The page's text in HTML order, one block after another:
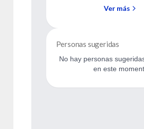
Ver más
Personas sugeridas
No hay personas
en este